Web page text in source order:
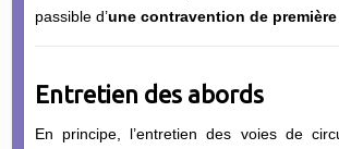
passible d’une contravention de première
Entretien des abords
En principe, l’entretien des voies de